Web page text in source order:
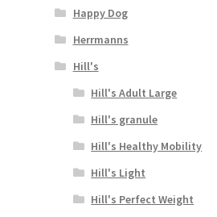
Happy Dog
Herrmanns
Hill's
Hill's Adult Large
Hill's granule
Hill's Healthy Mobility
Hill's Light
Hill's Perfect Weight